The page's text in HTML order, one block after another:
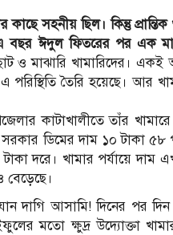
কাছে সহনীয় ছিল। কিন্তু
এ বছর ঈদুল ফিতরের পর এক
মাঝারি খামারিদের। একই
তৈরি হয়েছে। আর
কাটাখালীতে তাঁর
ডিমের দাম ১০ টাকা
দরে। খামার পর্যায়ে দাম
বেড়েছে।
দাগি আসামি! দিনের পর
মতো ক্ষুদ্র উদ্যোক্তা